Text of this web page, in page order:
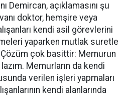
Demircan, açıklamasını şu
doktor, hemşire veya
kendi asil görevlerini
yaparken mutlak suretle
Çözüm çok basittir: Memurun
Memurların da kendi
verilen işleri yapmaları
kendi alanlarında